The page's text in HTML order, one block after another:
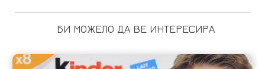
БИ МОЖЕЛО ДА ВЕ ИНТЕРЕСИРА